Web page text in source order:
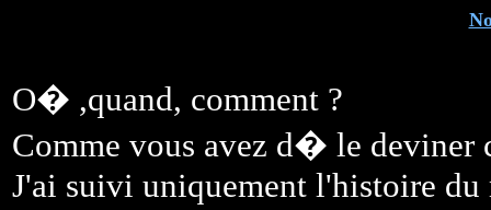
O� ,quand, comment ?
Comme vous avez d� le
J'ai suivi uniquement l'histoire du